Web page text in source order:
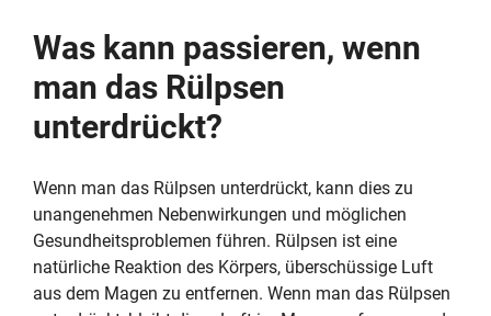
Was kann passieren, wenn
man das Rülpsen
unterdrückt?
Wenn man das Rülpsen unterdrückt, kann dies zu
unangenehmen Nebenwirkungen und möglichen
Gesundheitsproblemen führen. Rülpsen ist eine
natürliche Reaktion des Körpers, überschüssige Luft
aus dem Magen zu entfernen. Wenn man das Rülpsen